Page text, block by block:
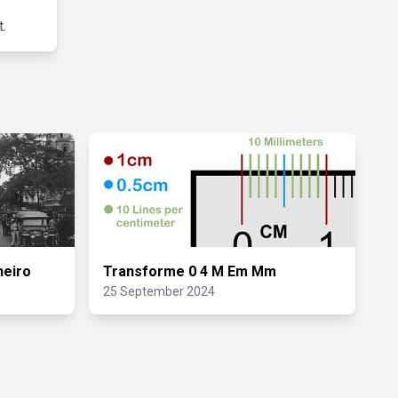
Transforme 0 4 M Em Mm
25 September 2024